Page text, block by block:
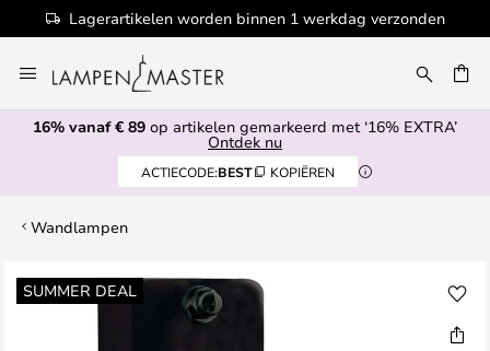
Lagerartikelen worden binnen 1 werkdag verzonden
naar
de
inhoud
16% vanaf € 89 op artikelen gemarkeerd met ‘16% EXTRA’
Ontdek nu
ACTIECODE:BEST KOPIËREN
Wandlampen
SUMMER DEAL
Ga
naar